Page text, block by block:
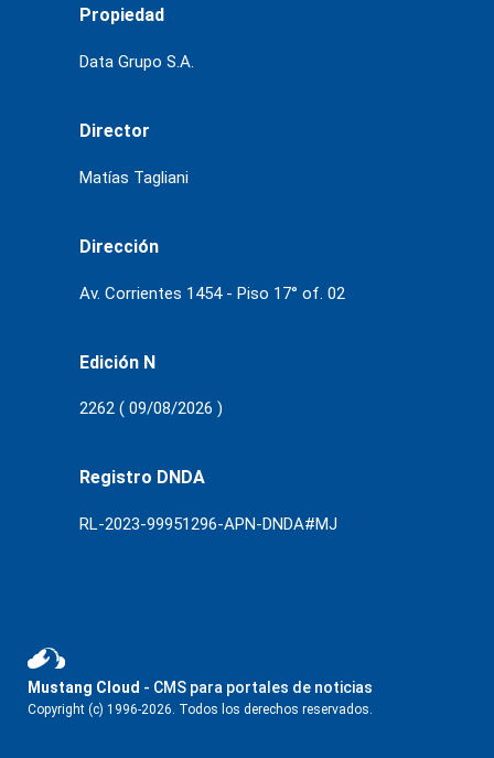
Propiedad
Data Grupo S.A.
Director
Matías Tagliani
Dirección
Av. Corrientes 1454 - Piso 17° of. 02
Edición N
2262 ( 09/08/2026 )
Registro DNDA
RL-2023-99951296-APN-DNDA#MJ
Mustang Cloud - CMS para portales de noticias
Copyright (c) 1996-2026. Todos los derechos reservados.